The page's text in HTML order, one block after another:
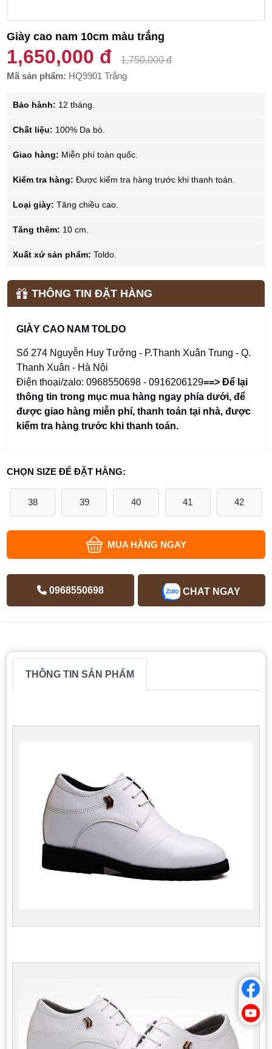
Giày cao nam 10cm màu trắng
1,650,000 đ
1,750,000 đ
Mã sản phẩm: HQ9901 Trắng
Bảo hành: 12 tháng.
Chất liệu: 100% Da bò.
Giao hàng: Miễn phí toàn quốc.
Kiểm tra hàng: Được kiểm tra hàng trước khi thanh toán.
Loại giày: Tăng chiều cao.
Tăng thêm: 10 cm.
Xuất xứ sản phẩm: Toldo.
THÔNG TIN ĐẶT HÀNG
GIÀY CAO NAM TOLDO
Số 274 Nguyễn Huy Tưởng - P.Thanh Xuân Trung - Q.
Thanh Xuân - Hà Nội
Điện thoại/zalo: 0968550698 - 0916206129==> Để lại
thông tin trong mục mua hàng ngay phía dưới,để
được giao hàng miễn phí, thanh toán tại nhà, được
kiểm tra hàng trước khi thanh toán.
CHỌN SIZE ĐỂ ĐẶT HÀNG:
38 39 40 41 42
MUA HÀNG NGAY
0968550698 CHAT NGAY
THÔNG TIN SẢN PHẨM